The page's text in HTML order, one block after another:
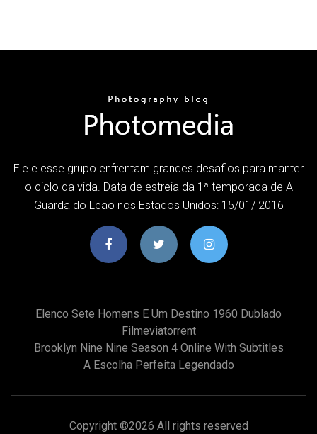
Ele e esse grupo enfrentam grandes desafios para manter
o ciclo da vida. Data de estreia da 1ª temporada de A
Guarda do Leão nos Estados Unidos: 15/01/ 2016
Elenco Sete Homens E Um Destino 1960 Dublado
Filmeviatorrent
Brooklyn Nine Nine Season 4 Online With Subtitles
A Escolha Perfeita Legendado
Copyright ©2026 All rights reserved